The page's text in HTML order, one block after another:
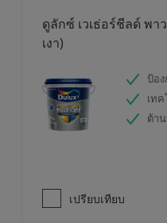
ดูลักซ์ เวเธ่อร์ชีลด์ พา
เงา)
ป้อ
เท
ต้า
เปรียบเทียบ